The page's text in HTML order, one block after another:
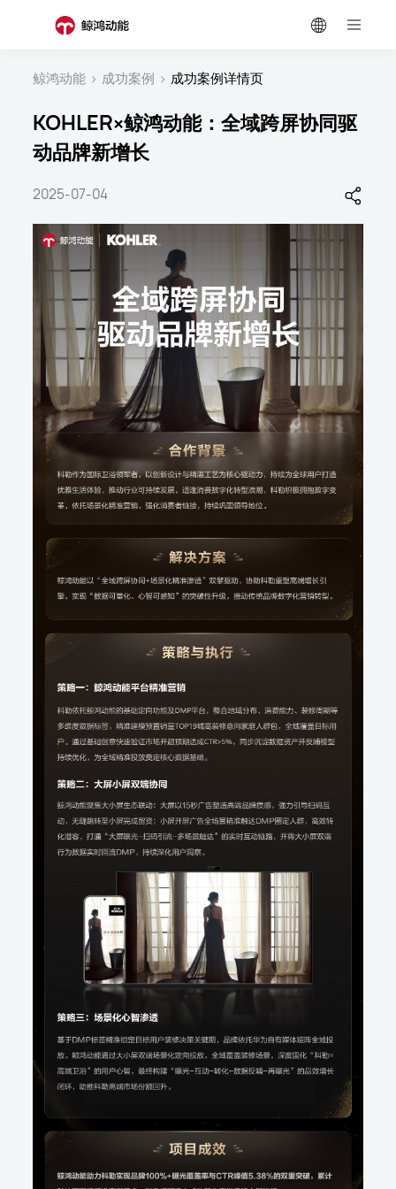
鲸鸿动能 > 成功案例 > 成功案例详情页
KOHLER×鲸鸿动能：全域跨屏协同驱
动品牌新增长
2025-07-04